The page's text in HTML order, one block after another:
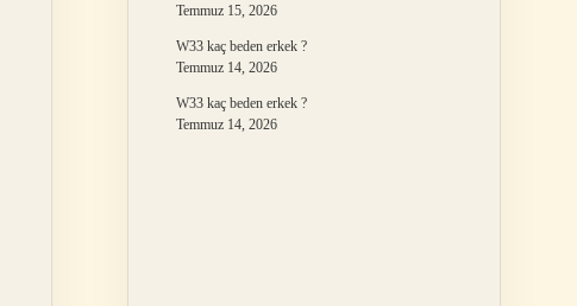
Temmuz 15, 2026
W33 kaç beden erkek ?
Temmuz 14, 2026
W33 kaç beden erkek ?
Temmuz 14, 2026